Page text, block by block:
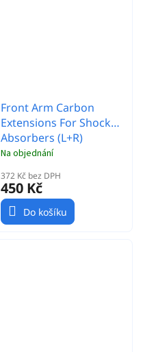
Front Arm Carbon
Extensions For Shock
Absorbers (L+R)
Na objednání
372 Kč bez DPH
450 Kč
Do košíku